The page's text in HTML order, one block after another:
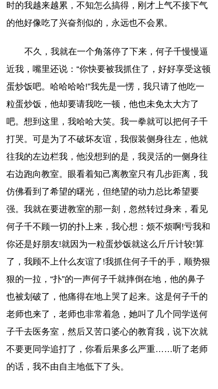
时的我越来越累，不知怎么搞得，刚才上气不接下气
的他好像吃了兴奋剂似的，永远也不会累。
不久，我就在一个角落停了下来，何子千慢慢逼
近我，嘴里还说：“你快要被我抓住了，好好享受这顿
蛋炒饭吧。哈哈哈哈!”我先是一愣，我只请了他吃一
粒蛋炒饭，他却要请我吃一顿，他也未免太大方了
吧。想到这里，我哈哈大笑。我一拳就可以把何子千
打哭。可是为了不破坏友谊，我假装侧身往左，他就
往我的左边栏我，他没想到的是，我灵活的一侧身往
右边跑向教室。眼看着知己离教室只有几步距离，我
仿佛看到了希望的曙光，但绝望的动力总比希望要
强。我就在要进教室的那一刻，忽然转过身来，看见
何子千不顾一切的扑上来，我心想：烦不烦啊!亏我和
你还是好朋友!就因为一粒蛋炒饭就这么斤斤计较!算
了，我顾不上什么友谊了!我抓住何子千的手，顺势狠
狠的一拉，“扑”的一声何子千就摔倒在地，他的鼻子
也被划破了，他痛得在地上哭了起来。这是何子千的
老师也来了，老师也非常着急，她叫了几个同学送何
子千去医务室，然后又苦口婆心的教育我，说下次就
不要更同学追打了，你看后果多么严重……听了老师
的话，我不由自主地低下了头。